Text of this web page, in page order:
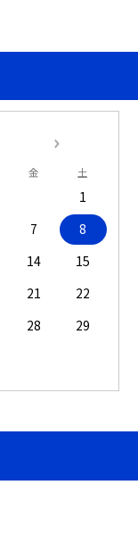
金 土
1
7
8
14
15
21
22
28
29